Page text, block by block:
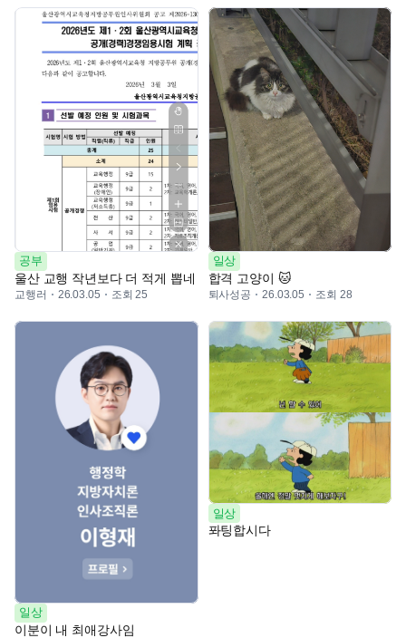
공부
울산 교행 작년보다 더 적게 뽑네
교행러 26.03.05 조회 25
일상
합격 고양이 🐱
퇴사성공 26.03.05 조회 28
일상
이분이 내 최애강사임
일상
퐈팅합시다